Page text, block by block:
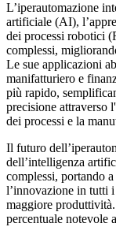
L’iperautomazione
artificiale (AI),
dei processi robotici
complessi,
Le sue applicazioni
manifatturiero e
più rapido,
precisione attraverso
dei processi e la
Il futuro
dell’intelligenza
complessi, portando
l’innovazione in tutti
maggiore
percentuale notevole